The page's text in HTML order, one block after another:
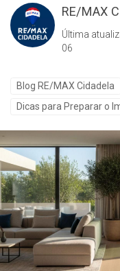
RE/MAX
Última
06
Blog RE/MAX Cidadela
Dicas para Preparar o